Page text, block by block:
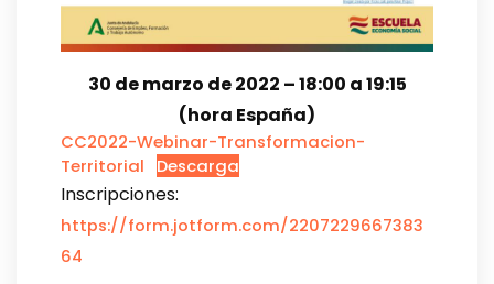
30 de marzo de 2022 – 18:00 a 19:15
(hora España)
CC2022-Webinar-Transformacion-
Territorial
Descarga
Inscripciones:
https://form.jotform.com/2207229667383
64